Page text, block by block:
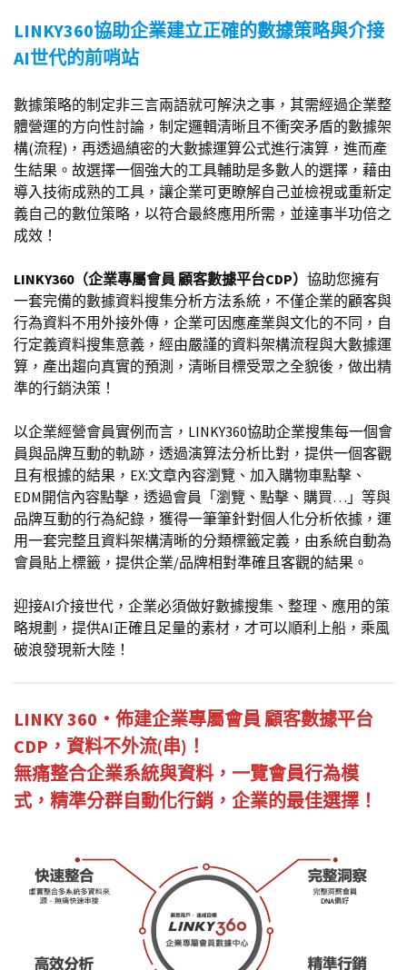
LINKY360協助企業建立正確的數據策略與介接
AI世代的前哨站
數據策略的制定非三言兩語就可解決之事，其需經過企業整
體營運的方向性討論，制定邏輯清晰且不衝突矛盾的數據架
構(流程)，再透過縝密的大數據運算公式進行演算，進而產
生結果。故選擇一個強大的工具輔助是多數人的選擇，藉由
導入技術成熟的工具，讓企業可更瞭解自己並檢視或重新定
義自己的數位策略，以符合最終應用所需，並達事半功倍之
成效！
LINKY360（企業專屬會員 顧客數據平台CDP） 協助您擁有
一套完備的數據資料搜集分析方法系統，不僅企業的顧客與
行為資料不用外接外傳，企業可因應產業與文化的不同，自
行定義資料搜集意義，經由嚴謹的資料架構流程與大數據運
算，產出趨向真實的預測，清晰目標受眾之全貌後，做出精
準的行銷決策！
以企業經營會員實例而言，LINKY360協助企業搜集每一個會
員與品牌互動的軌跡，透過演算法分析比對，提供一個客觀
且有根據的結果，EX:文章內容瀏覽、加入購物車點擊、
EDM開信內容點擊，透過會員「瀏覽、點擊、購買…」等與
品牌互動的行為紀錄，獲得一筆筆針對個人化分析依據，運
用一套完整且資料架構清晰的分類標籤定義，由系統自動為
會員貼上標籤，提供企業/品牌相對準確且客觀的結果。
迎接AI介接世代，企業必須做好數據搜集、整理、應用的策
略規劃，提供AI正確且足量的素材，才可以順利上船，乘風
破浪發現新大陸！
LINKY 360・佈建企業專屬會員 顧客數據平台
CDP，資料不外流(串)！
無痛整合企業系統與資料，一覽會員行為模
式，精準分群自動化行銷，企業的最佳選擇！